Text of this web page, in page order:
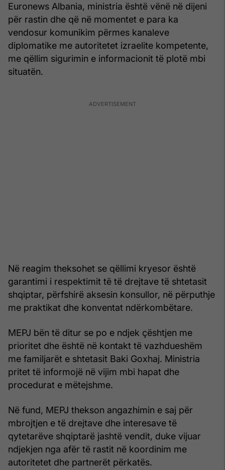
Euronews Albania, ministria është vënë në dijeni
për rastin dhe që në momentet e para ka
vendosur komunikim përmes kanaleve
diplomatike me autoritetet izraelite kompetente,
me qëllim sigurimin e informacionit të plotë mbi
situatën.
Në reagim theksohet se qëllimi kryesor është
garantimi i respektimit të të drejtave të shtetasit
shqiptar, përfshirë aksesin konsullor, në përputhje
me praktikat dhe konventat ndërkombëtare.
MEPJ bën të ditur se po e ndjek çështjen me
prioritet dhe është në kontakt të vazhdueshëm
me familjarët e shtetasit Baki Goxhaj. Ministria
pritet të informojë në vijim mbi hapat dhe
procedurat e mëtejshme.
Në fund, MEPJ thekson angazhimin e saj për
mbrojtjen e të drejtave dhe interesave të
qytetarëve shqiptarë jashtë vendit, duke vijuar
ndjekjen nga afër të rastit në koordinim me
autoritetet dhe partnerët përkatës.